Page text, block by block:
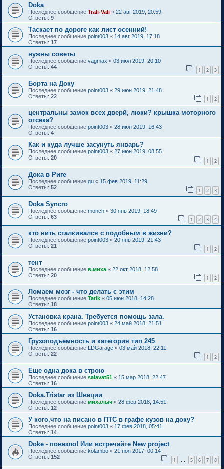
Doka
Последнее сообщение Trali-Vali « 22 авг 2019, 20:59
Ответы: 9
Таскает по дороге как лист осенний!
Последнее сообщение point003 « 14 авг 2019, 17:18
Ответы: 17
нужны советы
Последнее сообщение vagmax « 03 июл 2019, 20:10
Ответы: 44 1 2 3
Борта на Доку
Последнее сообщение point003 « 29 июн 2019, 21:48
Ответы: 22 1 2
центральны замок всех дверй, люки? крышка моторного
отсека?
Последнее сообщение point003 « 28 июн 2019, 16:43
Ответы: 4
Как и куда лучше засунуть январь?
Последнее сообщение point003 « 27 июн 2019, 08:55
Ответы: 20 1 2
Дока в Риге
Последнее сообщение gu « 15 фев 2019, 11:29
Ответы: 52 1 2 3
Doka Syncro
Последнее сообщение monch « 30 янв 2019, 18:49
Ответы: 63 1 2 3 4
кто нить сталкивался с подобным в жизни?
Последнее сообщение point003 « 20 янв 2019, 21:43
Ответы: 21 1 2
тент
Последнее сообщение в.миха « 22 окт 2018, 12:58
Ответы: 20 1 2
Ломаем мозг - что делать с этим
Последнее сообщение Tatik « 05 июн 2018, 14:28
Ответы: 18
Установка крана. Требуется помощь зала.
Последнее сообщение point003 « 24 май 2018, 21:51
Ответы: 16
Грузоподъемность и категория тип 245
Последнее сообщение LDGarage « 03 май 2018, 22:11
Ответы: 22 1 2
Еще одна дока в строю
Последнее сообщение salavat51 « 15 мар 2018, 22:47
Ответы: 16
Doka.Tristar из Швеции
Последнее сообщение михалыч « 28 фев 2018, 14:51
Ответы: 12
У кого,что на писано в ПТС в графе кузов на доку?
Последнее сообщение point003 « 17 фев 2018, 05:41
Ответы: 14
Doke - повезло! Или встречайте New project
Последнее сообщение kolambo « 21 ноя 2017, 00:14
Ответы: 152 1 … 5 6 7 8